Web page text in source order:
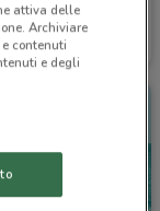
Travel
attiva delle
Archiviare
contenuti
e degli